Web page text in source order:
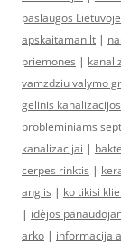
paslaugos Lietuvoje
apskaitaman.lt |
priemones |
vamzdziu valymo
gelinis
probleminiams
kanalizacijai |
cerpes rinktis |
anglis | ko tikisi
| idėjos
arko | informacija